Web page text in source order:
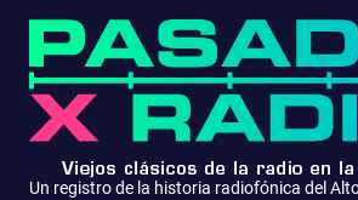
Saltar
contenido
Un registro de la historia radiofónica del